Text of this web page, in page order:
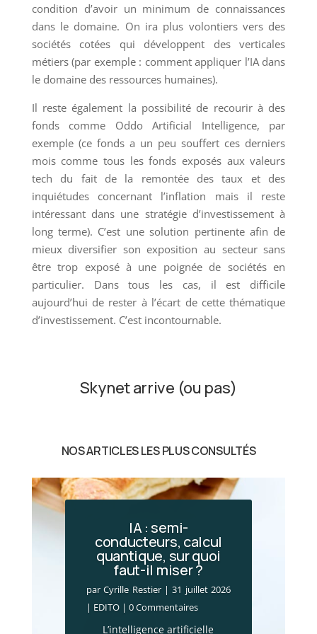
condition d’avoir un minimum de connaissances
dans le domaine. On ira plus volontiers vers des
sociétés cotées qui développent des verticales
métiers (par exemple : comment appliquer l’IA dans
le domaine des ressources humaines).
Il reste également la possibilité de recourir à des
fonds comme Oddo Artificial Intelligence, par
exemple (ce fonds a un peu souffert ces derniers
mois comme tous les fonds exposés aux valeurs
tech du fait de la remontée des taux et des
inquiétudes concernant l’inflation mais il reste
intéressant dans une stratégie d’investissement à
long terme). C’est une solution pertinente afin de
mieux diversifier son exposition au secteur sans
être trop exposé à une poignée de sociétés en
particulier. Dans tous les cas, il est difficile
aujourd’hui de rester à l’écart de cette thématique
d’investissement. C’est incontournable.
Skynet arrive (ou pas)
NOS ARTICLES LES PLUS CONSULTÉS
IA : semi-
conducteurs, calcul
quantique, sur quoi
faut-il miser ?
parCyrille Restier|31 juillet 2026
| EDITO| 0 Commentaires
L’intelligence artificielle
Incendies en Gironde
: le choc économique
parCyrille Restier
28 juillet 2026